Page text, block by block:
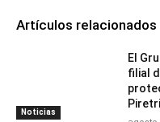
Artículos relacionados
Noticias
El
filial